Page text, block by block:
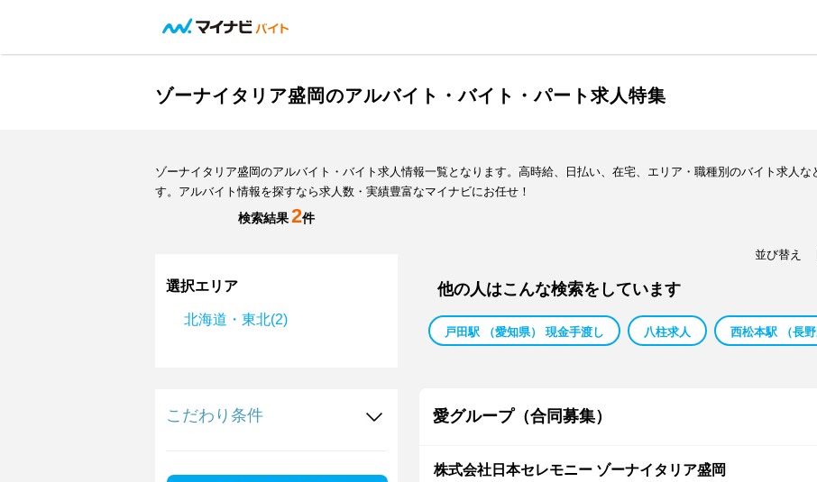
ゾーナイタリア盛岡のアルバイト・バイト・パート求人特集
ゾーナイタリア盛岡のアルバイト・バイト求人情報一覧となります。高時給、日払い、在宅、エリア・職種別のバイト求人
す。アルバイト情報を探すなら求人数・実績豊富なマイナビにお任せ！
検索結果2件
選択エリア
北海道・東北(2)
こだわり条件
並び替え
他の人はこんな検索をしています
戸田駅 （愛知県） 現金手渡し 八柱求人 西松本駅 （長
愛グループ（合同募集）
株式会社日本セレモニー ゾーナイタリア盛岡